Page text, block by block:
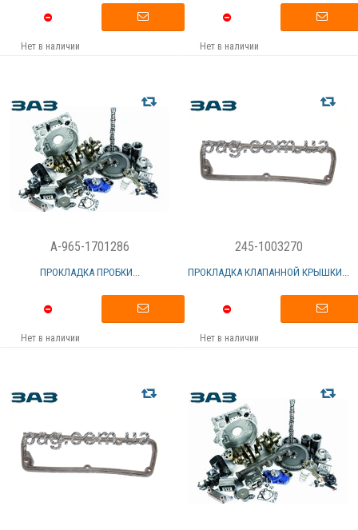
Нет в наличии Нет в наличии
A-965-1701286
ПРОКЛАДКА ПРОБКИ...
Нет в наличии
245-1003270
ПРОКЛАДКА КЛАПАННОЙ КРЫШКИ...
Нет в наличии